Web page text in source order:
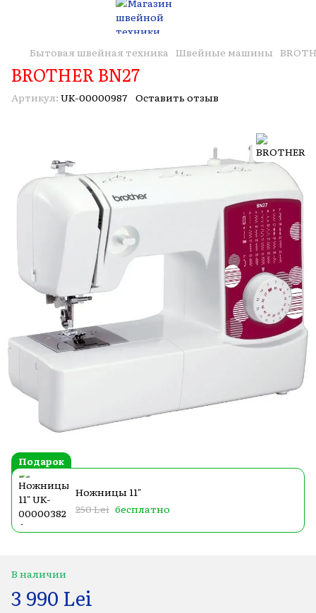
Бытовая швейная техника Швейные машины
BROTHER BN27
Артикул: UK-00000987 Оставить отзыв
Подарок
Ножницы 11"
250 Lei бесплатно
В наличии
3 990 Lei